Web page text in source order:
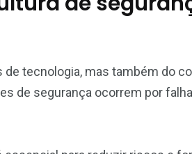
de tecnologia, mas também do
de segurança ocorrem por